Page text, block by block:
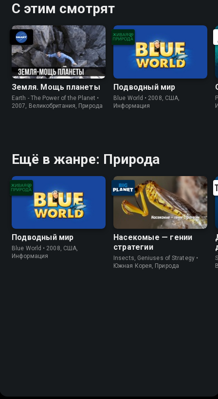
С этим смотрят
Земля. Мощь планеты
Earth - The Power of the Planet •
2007, Великобритания, Природа
Подводный мир
Blue World • 2008, США,
Информация
Ещё в жанре: Природа
Подводный мир
Blue World • 2008, США,
Информация
Насекомые — гении
стратегии
Insects, Geniuses of Strategy •
Южная Корея, Природа